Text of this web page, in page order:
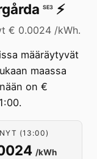
SE3 ⚡️
€ 0.0024 /kWh.
määräytyvät
maassa
on €
(13:00)
/kWh